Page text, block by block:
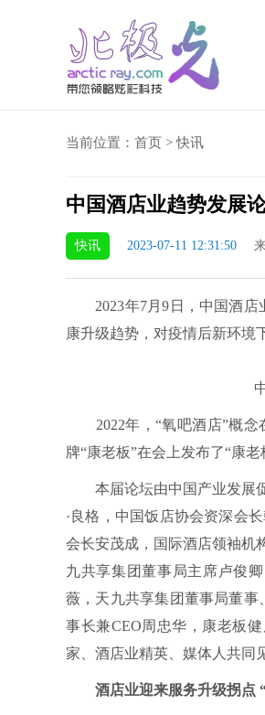
当前位置： 首页 >快讯
中国酒店业趋势发展
快讯 2023-07-11 12:31:50
2023年7月9日，中国酒店
康升级趋势，对疫情后新环境
中
2022年，“氧吧酒店”概念
牌“康老板”在会上发布了“康
本届论坛由中国产业发展促
·良格，中国饭店协会资深会
会长安茂成，国际酒店领袖机
九共享集团董事局主席卢俊
薇，天九共享集团董事局董事
事长兼CEO周忠华，康老板
家、酒店业精英、媒体人共同
酒店业迎来服务升级拐点
13 2020款评测：超值的2K触控全面